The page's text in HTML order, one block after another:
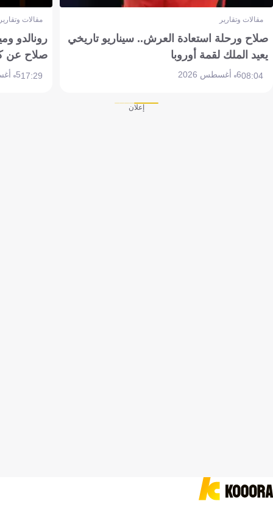
مقالات وتقارير
صلاح ورحلة استعادة العرش.. سيناريو تاريخي
يعيد الملك لقمة أوروبا
08:046 أغسطس 2026
مقالات
رونالدو
صلاح عن
17:295 أغسطس 2026
إعلان